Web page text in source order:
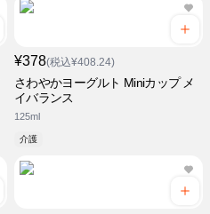
¥378(税込¥408.24)
さわやかヨーグルト Miniカップ メ
イバランス
125ml
介護